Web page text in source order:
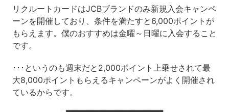
リクルートカードはJCBブランドのみ新規入会キャンペ
ーンを開催しており、条件を満たすと6,000ポイントが
もらえます。僕のおすすめは金曜～日曜に入会すること
です。
･･･というのも週末だと2,000ポイント上乗せされて最
大8,000ポイントもらえるキャンペーンがよく開催され
ているからです。